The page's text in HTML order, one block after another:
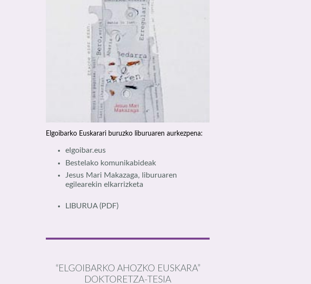
Elgoibarko Euskarari buruzko liburuaren aurkezpena:
elgoibar.eus
Bestelako komunikabideak
Jesus Mari Makazaga, liburuaren
egilearekin elkarrizketa
LIBURUA(PDF)
“ELGOIBARKO AHOZKO EUSKARA”
DOKTORETZA-TESIA